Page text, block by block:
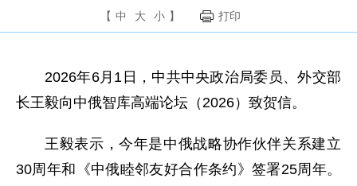
【 中 大 小 】 打印
2026年6月1日，中共中央政治局委员、外交部
长王毅向中俄智库高端论坛（2026）致贺信。
王毅表示，今年是中俄战略协作伙伴关系建立
30周年和《中俄睦邻友好合作条约》签署25周年。